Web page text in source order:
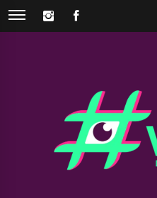
Skip
INSTAGRAM